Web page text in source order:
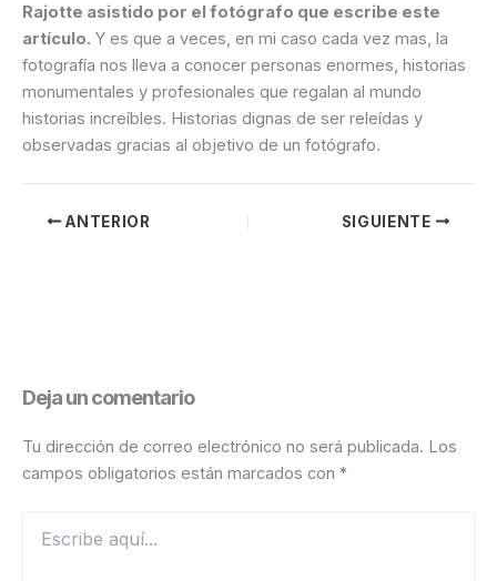
Rajotte asistido por el fotógrafo que escribe este
artículo. Y es que a veces, en mi caso cada vez mas, la
fotografía nos lleva a conocer personas enormes, historias
monumentales y profesionales que regalan al mundo
historias increíbles. Historias dignas de ser releídas y
observadas gracias al objetivo de un fotógrafo.
ANTERIOR SIGUIENTE
Deja un comentario
Tu dirección de correo electrónico no será publicada. Los
campos obligatorios están marcados con *
aquí...